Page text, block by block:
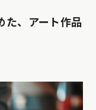
た、アート作品